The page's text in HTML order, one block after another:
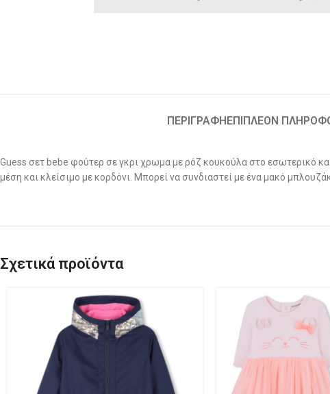
ΠΕΡΙΓΡΑΦΉ ΕΠΙΠΛΈΟΝ
Guess σετ bebe φούτερ σε γκρι χρωμα με ρόζ κουκούλα στο εσωτερικό
μέση και κλείσιμο με κορδόνι. Μπορεί να συνδιαστεί με ένα μακό
Σχετικά προϊόντα